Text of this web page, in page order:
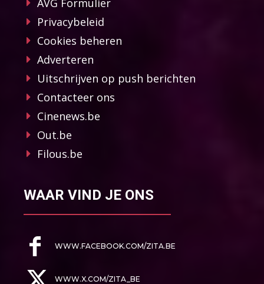
AVG Formulier
Privacybeleid
Cookies beheren
Adverteren
Uitschrijven op push berichten
Contacteer ons
Cinenews.be
Out.be
Filous.be
WAAR VIND JE ONS
WWW.FACEBOOK.COM/ZITA.BE
WWW.X.COM/ZITA_BE